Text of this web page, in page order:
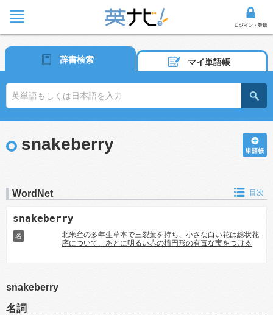
辞書検索 マイ単語帳
snakeberry
WordNet 目次
snakeberry
名
北米産の多年生草本で三裂葉を持ち、小さな白い花は総状花
序について、あとに明るい赤の楕円形の有毒な実をつける
snakeberry
名詞